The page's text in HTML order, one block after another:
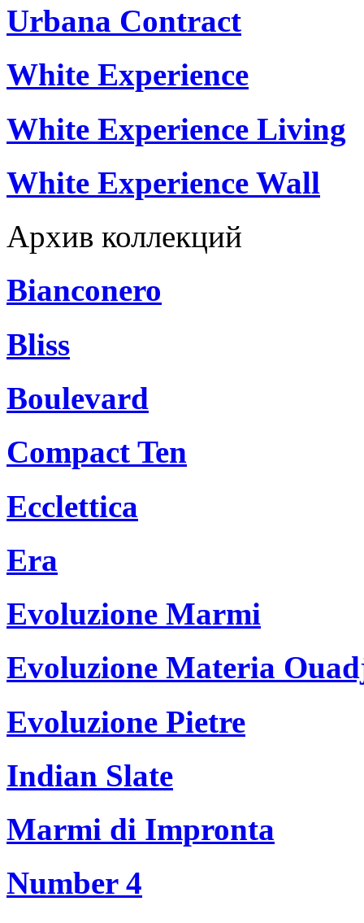
Urbana Contract
White Experience
White Experience Living
White Experience Wall
Архив коллекций
Bianconero
Bliss
Boulevard
Compact Ten
Ecclettica
Era
Evoluzione Marmi
Evoluzione Materia
Evoluzione Pietre
Indian Slate
Marmi di Impronta
Number 4